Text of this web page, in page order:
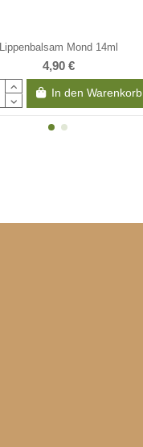
Lippenbalsam Mond 14ml
4,90 €
In den Warenkorb